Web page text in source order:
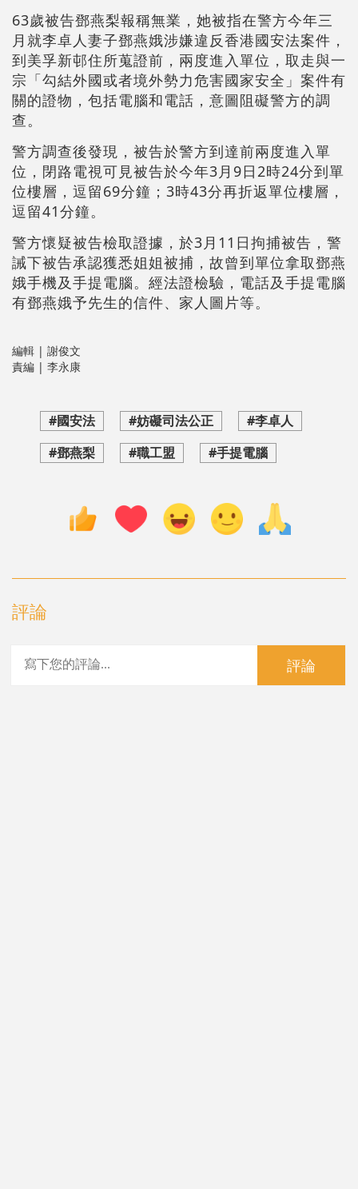
63歲被告鄧燕梨報稱無業，她被指在警方今年三
月就李卓人妻子鄧燕娥涉嫌違反香港國安法案件，
到美孚新邨住所蒐證前，兩度進入單位，取走與一
宗「勾結外國或者境外勢力危害國家安全」案件有
關的證物，包括電腦和電話，意圖阻礙警方的調
查。
警方調查後發現，被告於警方到達前兩度進入單
位，閉路電視可見被告於今年3月9日2時24分到單
位樓層，逗留69分鐘；3時43分再折返單位樓層，
逗留41分鐘。
警方懷疑被告檢取證據，於3月11日拘捕被告，警
誡下被告承認獲悉姐姐被捕，故曾到單位拿取鄧燕
娥手機及手提電腦。經法證檢驗，電話及手提電腦
有鄧燕娥予先生的信件、家人圖片等。
編輯 | 謝俊文
責編 | 李永康
#國安法 #妨礙司法公正
#李卓人
#鄧燕梨
#職工盟 #手提電腦
評論
評論